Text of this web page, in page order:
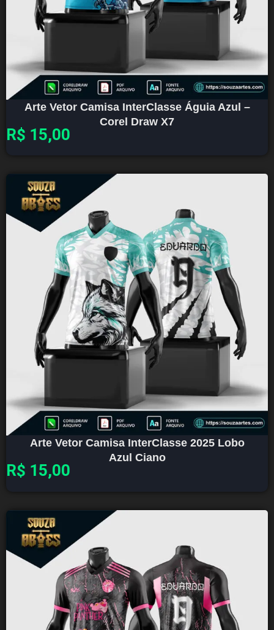
Arte Vetor Camisa InterClasse Águia Azul –
Corel Draw X7
R$ 15,00
Arte Vetor Camisa InterClasse 2025 Lobo
Azul Ciano
R$ 15,00